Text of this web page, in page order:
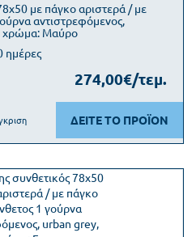
με πάγκο αριστερά / με
αντιστρεφόμενος,
χρώμα: Μαύρο
ημέρες
274,00€/τεμ.
ΔΕΙΤΕ ΤΟ ΠΡΟΪΟΝ